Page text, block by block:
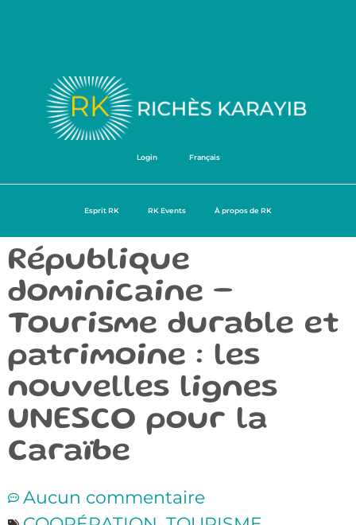
Login Français
Esprit RK RK Events À propos de RK
République
dominicaine –
Tourisme durable et
patrimoine : les
nouvelles lignes
UNESCO pour la
Caraïbe
Aucun commentaire